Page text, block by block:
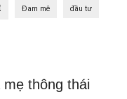
Đam mê đầu tư
thông thái